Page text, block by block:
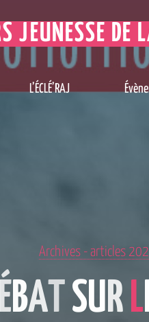
JEUNESSE DE
L’ÉCLÉ’RAJ
Archives - articles
ÉBA T SUR L